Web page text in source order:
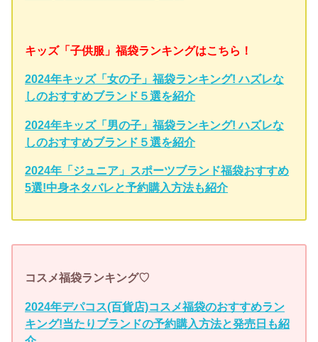
キッズ「子供服」福袋ランキングはこちら！
2024年キッズ「女の子」福袋ランキング! ハズレな
しのおすすめブランド５選を紹介
2024年キッズ「男の子」福袋ランキング! ハズレな
しのおすすめブランド５選を紹介
2024年「ジュニア」スポーツブランド福袋おすすめ
5選!中身ネタバレと予約購入方法も紹介
コスメ福袋ランキング♡
2024年デパコス(百貨店)コスメ福袋のおすすめラン
キング!当たりブランドの予約購入方法と発売日も紹